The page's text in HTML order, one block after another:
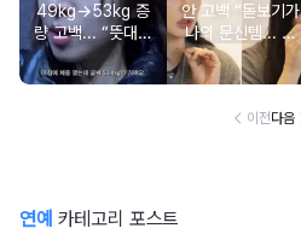
49kg→53kg 증
량 고백... “뜻대로
안돼”
안 고백 “돋보기가
나의 문신템... 받
아들이기로 했다”
이전다음
연예 카테고리 포스트